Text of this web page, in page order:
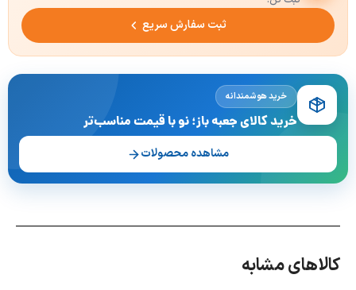
ثبت سفارش سریع
خرید هوشمندانه
خرید کالای جعبه باز؛ نو با قیمت مناسب‌تر
مشاهده محصولات
کالاهای مشابه